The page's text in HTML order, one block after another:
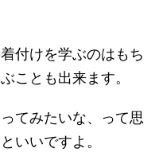
付けを学ぶのはもち
ことも出来ます。
てみたいな、って思
いいですよ。